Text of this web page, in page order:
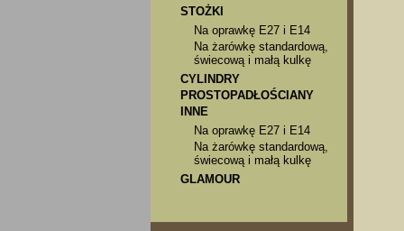
STOŻKI
Na oprawkę E27 i E14
Na żarówkę standardową,
świecową i małą kulkę
CYLINDRY
PROSTOPADŁOŚCIANY
INNE
Na oprawkę E27 i E14
Na żarówkę standardową,
świecową i małą kulkę
GLAMOUR